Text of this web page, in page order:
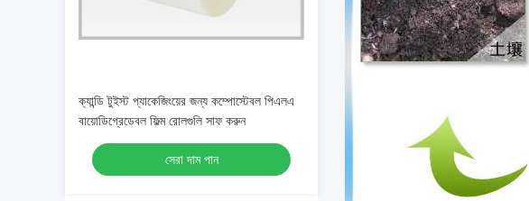
ক্যান্ডি টুইস্ট প্যাকেজিংয়ের জন্য কম্পোস্টেবল পিএলএ
বায়োডিগ্রেডেবল ফিল্ম রোলগুলি সাফ করুন
সেরা দাম পান